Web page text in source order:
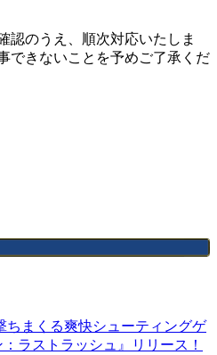
認のうえ、順次対応いたしま
できないことを予めご了承くだ
ちまくる爽快シューティングゲ
ラストラッシュ』リリース！